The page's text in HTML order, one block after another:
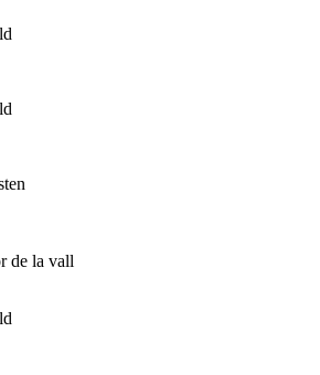
de la vall